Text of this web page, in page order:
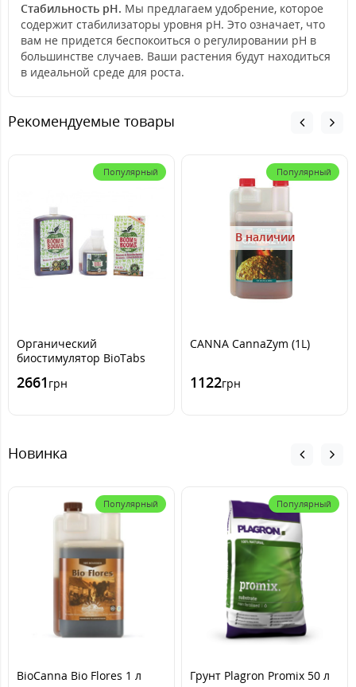
Стабильность pH. Мы предлагаем удобрение, которое
содержит стабилизаторы уровня pH. Это означает, что
вам не придется беспокоиться о регулировании pH в
большинстве случаев. Ваши растения будут находиться
в идеальной среде для роста.
Рекомендуемые товары
Популярный
Органический
биостимулятор BioTabs
2661 грн
Популярный
В наличии
CANNA CannaZym (1L)
1122грн
Новинка
Популярный
BioCanna Bio Flores 1 л
Популярный
Грунт Plagron Promix 50 л